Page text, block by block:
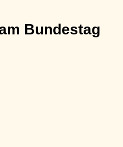
Bundestag